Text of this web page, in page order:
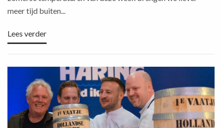
meer tijd buiten...
Lees verder